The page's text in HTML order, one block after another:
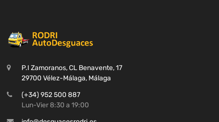
P.I Zamoranos, CL Benavente, 17
29700 Vélez-Málaga, Málaga
(+34) 952 500 887
Lun-Vier 8:30 a 19:00